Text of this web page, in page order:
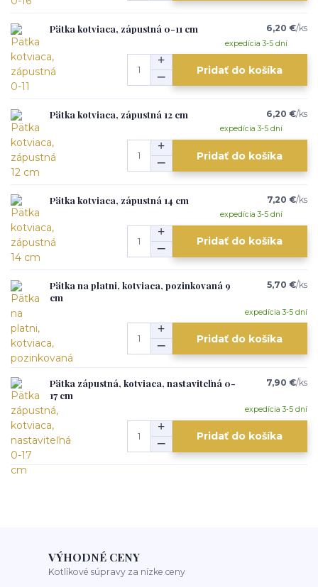
Pätka kotviaca, zápustná 0-11 cm 6,20 €/ks
expedícia 3-5 dní
Pridať do košíka
Pätka kotviaca, zápustná 12 cm 6,20 €/ks
expedícia 3-5 dní
Pridať do košíka
Pätka kotviaca, zápustná 14 cm 7,20 €/ks
expedícia 3-5 dní
Pridať do košíka
Pätka na platni, kotviaca, pozinkovaná 9
cm
5,70 €/ks
expedícia 3-5 dní
Pridať do košíka
Pätka zápustná, kotviaca, nastaviteľná 0-
17 cm
7,90 €/ks
expedícia 3-5 dní
Pridať do košíka
VÝHODNÉ CENY
Kotlíkové súpravy za nízke ceny